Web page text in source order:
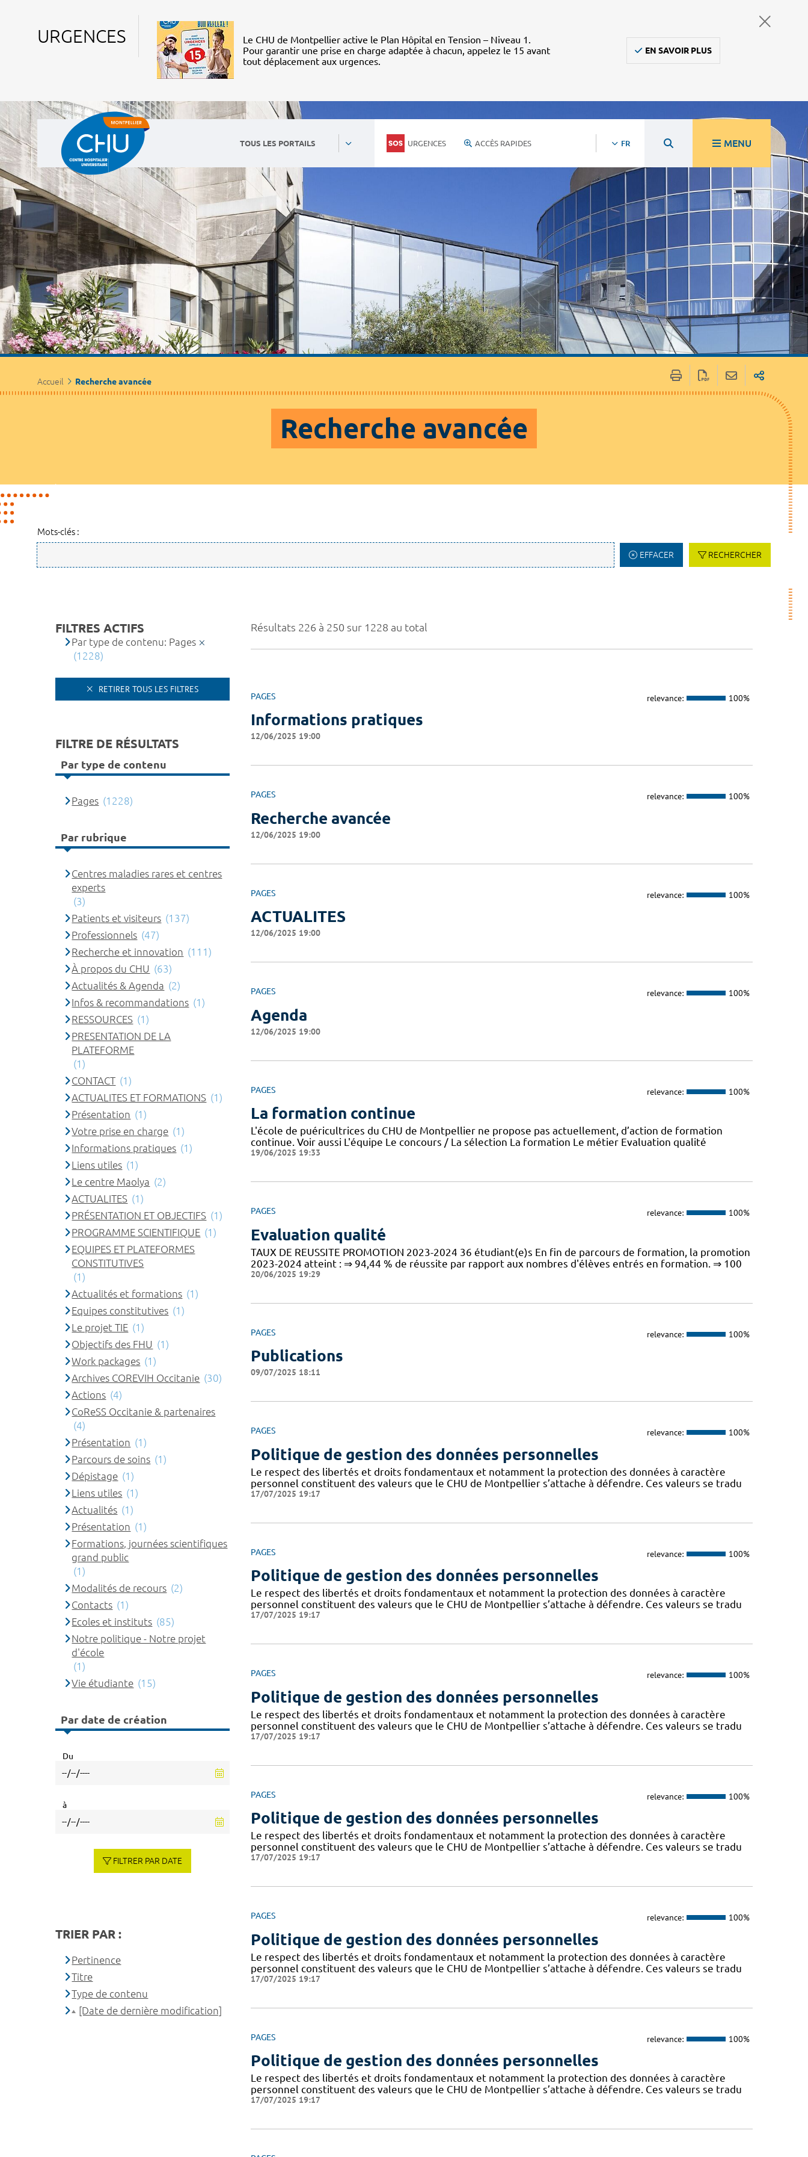
URGENCES
Le CHU de Montpellier active le Plan Hôpital en Tension – Niveau 1.
Pour garantir une prise en charge adaptée à chacun, appelez le 15 avant
tout déplacement aux urgences.
EN SAVOIR PLUS
TOUS LES PORTAILS URGENCES ACCÈS RAPIDES FR MENU
Accueil Recherche avancée
Recherche avancée
Mots-clés :
EFFACER RECHERCHER
Résultats 226 à 250 sur 1228 au total
PAGES relevance: 100%
Informations pratiques
12/06/2025 19:00
PAGES relevance: 100%
Recherche avancée
12/06/2025 19:00
PAGES relevance: 100%
ACTUALITES
12/06/2025 19:00
PAGES relevance: 100%
Agenda
12/06/2025 19:00
PAGES relevance: 100%
La formation continue
L'école de puéricultrices du CHU de Montpellier ne propose pas actuellement, d’action de formation
continue. Voir aussi L'équipe Le concours / La sélection La formation Le métier Evaluation qualité
19/06/2025 19:33
PAGES relevance: 100%
Evaluation qualité
TAUX DE REUSSITE PROMOTION 2023-2024 36 étudiant(e)s En fin de parcours de formation, la promotion
2023-2024 atteint : ⇒ 94,44 % de réussite par rapport aux nombres d'élèves entrés en formation. ⇒ 100
20/06/2025 19:29
PAGES relevance: 100%
Publications
09/07/2025 18:11
PAGES relevance: 100%
Politique de gestion des données personnelles
Le respect des libertés et droits fondamentaux et notamment la protection des données à caractère
personnel constituent des valeurs que le CHU de Montpellier s’attache à défendre. Ces valeurs se tradu
17/07/2025 19:17
PAGES relevance: 100%
Politique de gestion des données personnelles
Le respect des libertés et droits fondamentaux et notamment la protection des données à caractère
personnel constituent des valeurs que le CHU de Montpellier s’attache à défendre. Ces valeurs se tradu
17/07/2025 19:17
PAGES relevance: 100%
Politique de gestion des données personnelles
Le respect des libertés et droits fondamentaux et notamment la protection des données à caractère
personnel constituent des valeurs que le CHU de Montpellier s’attache à défendre. Ces valeurs se tradu
17/07/2025 19:17
PAGES relevance: 100%
Politique de gestion des données personnelles
Le respect des libertés et droits fondamentaux et notamment la protection des données à caractère
personnel constituent des valeurs que le CHU de Montpellier s’attache à défendre. Ces valeurs se tradu
17/07/2025 19:17
PAGES relevance: 100%
Politique de gestion des données personnelles
Le respect des libertés et droits fondamentaux et notamment la protection des données à caractère
personnel constituent des valeurs que le CHU de Montpellier s’attache à défendre. Ces valeurs se tradu
17/07/2025 19:17
PAGES relevance: 100%
Politique de gestion des données personnelles
Le respect des libertés et droits fondamentaux et notamment la protection des données à caractère
personnel constituent des valeurs que le CHU de Montpellier s’attache à défendre. Ces valeurs se tradu
17/07/2025 19:17
FILTRES ACTIFS
Par type de contenu: Pages
(1228)
RETIRER TOUS LES FILTRES
FILTRE DE RÉSULTATS
Par type de contenu
Pages (1228)
Par rubrique
Centres maladies rares et centres
experts
(3)
Patients et visiteurs (137)
Professionnels (47)
Recherche et innovation (111)
À propos du CHU (63)
Actualités & Agenda (2)
Infos & recommandations (1)
RESSOURCES (1)
PRESENTATION DE LA
PLATEFORME
(1)
CONTACT (1)
ACTUALITES ET FORMATIONS (1)
Présentation (1)
Votre prise en charge (1)
Informations pratiques (1)
Liens utiles (1)
Le centre Maolya (2)
ACTUALITES (1)
PRÉSENTATION ET OBJECTIFS (1)
PROGRAMME SCIENTIFIQUE (1)
EQUIPES ET PLATEFORMES
CONSTITUTIVES
(1)
Actualités et formations (1)
Equipes constitutives (1)
Le projet TIE (1)
Objectifs des FHU (1)
Work packages (1)
Archives COREVIH Occitanie (30)
Actions (4)
CoReSS Occitanie & partenaires
(4)
Présentation (1)
Parcours de soins (1)
Dépistage (1)
Liens utiles (1)
Actualités (1)
Présentation (1)
Formations, journées scientifiques
grand public
(1)
Modalités de recours (2)
Contacts (1)
Ecoles et instituts (85)
Notre politique - Notre projet
d'école
(1)
Vie étudiante (15)
Par date de création
Du
à
FILTRER PAR DATE
TRIER PAR :
Pertinence
Titre
Type de contenu
[Date de dernière modification]